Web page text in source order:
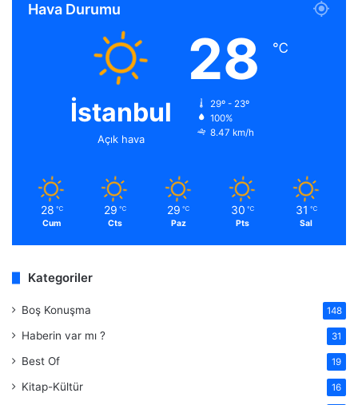
Hava Durumu
İstanbul
Açık hava
28 ℃
29º - 23º
100%
8.47 km/h
28 ℃
Cum
29 ℃
Cts
29 ℃
Paz
30 ℃
Pts
31 ℃
Sal
Kategoriler
Boş Konuşma 148
Haberin var mı ? 31
Best Of 19
Kitap-Kültür 16